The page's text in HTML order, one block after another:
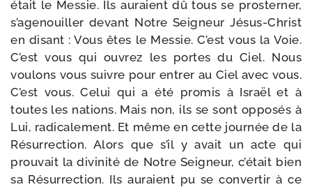
était le Messie. Ils auraient dû tous se pros­ter­ner,
s’agenouiller devant Notre Seigneur Jésus-​Christ
en disant : Vous êtes le Messie. C’est vous la Voie.
C’est vous qui ouvrez les portes du Ciel. Nous
vou­lons vous suivre pour entrer au Ciel avec vous.
C’est vous. Celui qui a été pro­mis à Israël et à
toutes les nations. Mais non, ils se sont oppo­sés à
Lui, radi­ca­le­ment. Et même en cette jour­née de la
Résurrection. Alors que s’il y avait un acte qui
prou­vait la divi­ni­té de Notre Seigneur, c’était bien
sa Résurrection. Ils auraient pu se conver­tir à ce